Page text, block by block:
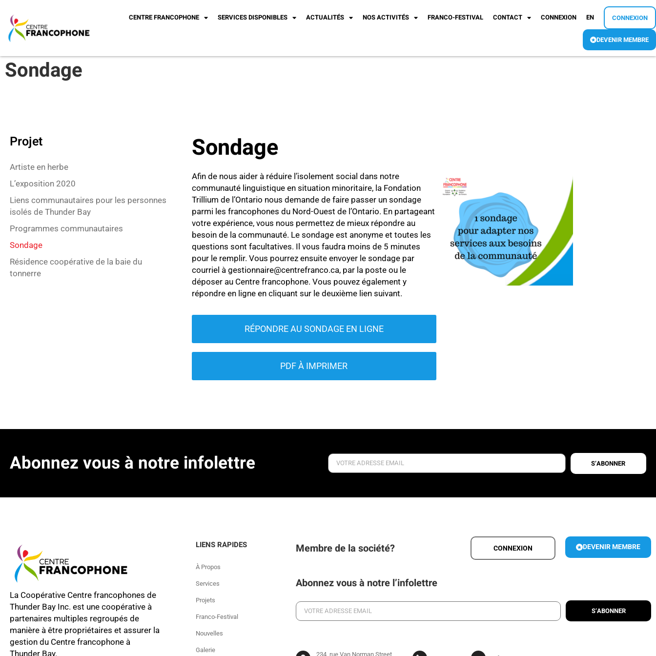
CENTRE FRANCOPHONE SERVICES DISPONIBLES ACTUALITÉS NOS ACTIVITÉS FRANCO-FESTIVAL CONTACT CONNEXION EN CONNEXION
DEVENIR MEMBRE
Sondage
Projet
Artiste en herbe
L’exposition 2020
Liens communautaires pour les personnes
isolés de Thunder Bay
Programmes communautaires
Sondage
Résidence coopérative de la baie du
tonnerre
Sondage
Afin de nous aider à réduire l’isolement social dans notre
communauté linguistique en situation minoritaire, la Fondation
Trillium de l’Ontario nous demande de faire passer un sondage
parmi les francophones du Nord-Ouest de l’Ontario. En partageant
votre expérience, vous nous permettez de mieux répondre au
besoin de la communauté. Le sondage est anonyme et toutes les
questions sont facultatives. Il vous faudra moins de 5 minutes
pour le remplir. Vous pourrez ensuite envoyer le sondage par
courriel à gestionnaire@centrefranco.ca, par la poste ou le
déposer au Centre francophone. Vous pouvez également y
répondre en ligne en cliquant sur le deuxième lien suivant.
RÉPONDRE AU SONDAGE EN LIGNE
PDF À IMPRIMER
Abonnez vous à notre infolettre S’ABONNER
La Coopérative Centre francophones de
Thunder Bay Inc. est une coopérative à
partenaires multiples regroupés de
manière à être propriétaires et assurer la
gestion du Centre francophone à
Thunder Bay.
LIENS RAPIDES
À Propos
Services
Projets
Franco-Festival
Nouvelles
Galerie
Membre de la société? CONNEXION DEVENIR MEMBRE
Abonnez vous à notre l’infolettre
S’ABONNER
234, rue Van Norman Street,